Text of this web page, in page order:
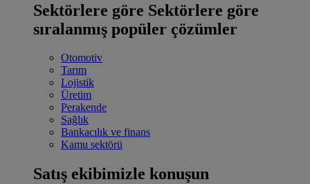
Sektörlere göre Sektörlere göre
sıralanmış popüler çözümler
Otomotiv
Tarım
Lojistik
Üretim
Perakende
Sağlık
Bankacılık ve finans
Kamu sektörü
Satış ekibimizle konuşun